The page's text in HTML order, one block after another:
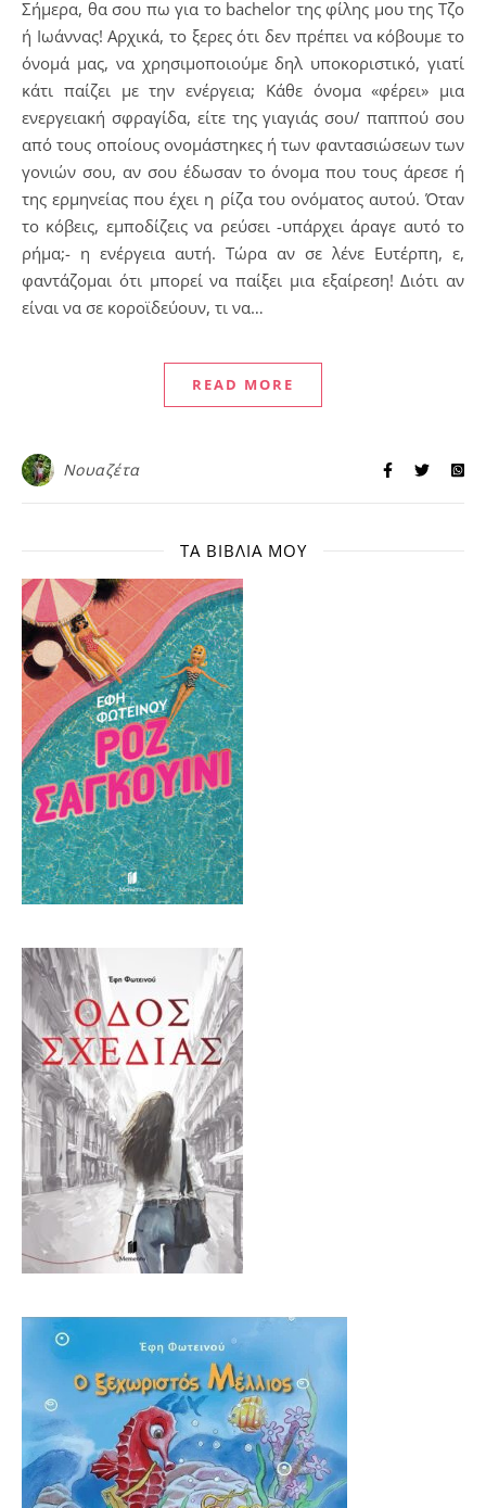
Σήμερα, θα σου πω για το bachelor της φίλης μου της Τζο
ή Ιωάννας! Αρχικά, το ξερες ότι δεν πρέπει να κόβουμε το
όνομά μας, να χρησιμοποιούμε δηλ υποκοριστικό, γιατί
κάτι παίζει με την ενέργεια; Κάθε όνομα «φέρει» μια
ενεργειακή σφραγίδα, είτε της γιαγιάς σου/ παππού σου
από τους οποίους ονομάστηκες ή των φαντασιώσεων των
γονιών σου, αν σου έδωσαν το όνομα που τους άρεσε ή
της ερμηνείας που έχει η ρίζα του ονόματος αυτού. Όταν
το κόβεις, εμποδίζεις να ρεύσει -υπάρχει άραγε αυτό το
ρήμα;- η ενέργεια αυτή. Τώρα αν σε λένε Ευτέρπη, ε,
φαντάζομαι ότι μπορεί να παίξει μια εξαίρεση! Διότι αν
είναι να σε κοροϊδεύουν, τι να…
READ MORE
Νουαζέτα
ΤΑ ΒΙΒΛΊΑ ΜΟΥ